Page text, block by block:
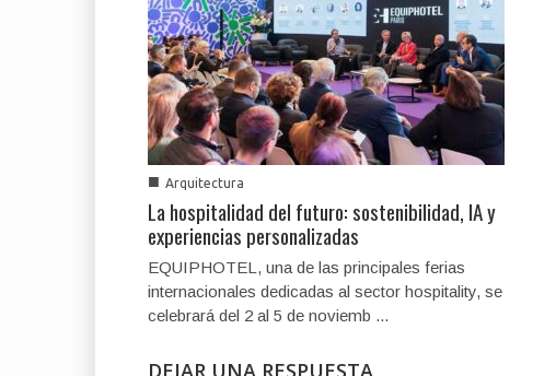
■ Arquitectura
La hospitalidad del futuro: sostenibilidad, IA y
experiencias personalizadas
EQUIPHOTEL, una de las principales ferias
internacionales dedicadas al sector hospitality, se
celebrará del 2 al 5 de noviemb ...
DEJAR UNA RESPUESTA